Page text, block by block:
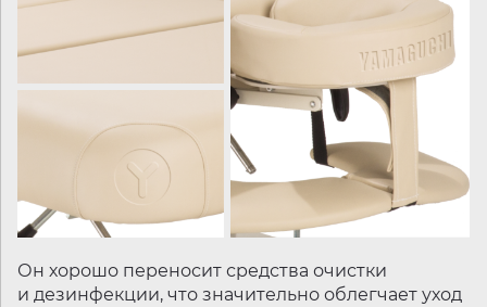
Он хорошо переносит средства очистки
и дезинфекции, что значительно облегчает уход